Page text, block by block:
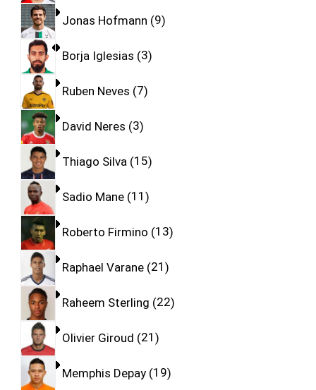
Jonas Hofmann 9
Borja Iglesias 3
Ruben Neves 7
David Neres 3
Thiago Silva 15
Sadio Mane 11
Roberto Firmino 13
Raphael Varane 21
Raheem Sterling 22
Olivier Giroud 21
Memphis Depay 19